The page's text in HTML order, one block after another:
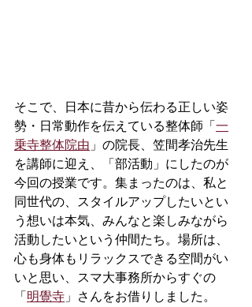
そこで、日本に昔から伝わる正しい姿
勢・日常動作を伝えている整体師「一
乗寺整体院由」の院長、笠間孝治先生
を講師に迎え、「部活動」にしたのが
今回の授業です。集まったのは、私と
同世代の、スタイルアップしたいとい
う想いは本気、みんなと楽しみながら
活動したいという仲間たち。場所は、
心も身体もリラックスできる空間がい
いと思い、スマ大事務所からすぐの
「明覺寺」さんをお借りしました。